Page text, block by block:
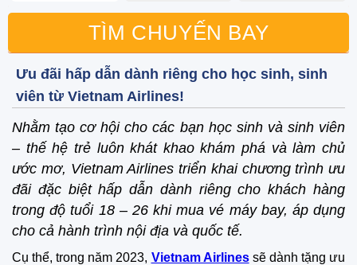
TÌM CHUYẾN BAY
Ưu đãi hấp dẫn dành riêng cho học sinh, sinh
viên từ Vietnam Airlines!
Nhằm tạo cơ hội cho các bạn học sinh và sinh viên
– thế hệ trẻ luôn khát khao khám phá và làm chủ
ước mơ, Vietnam Airlines triển khai chương trình ưu
đãi đặc biệt hấp dẫn dành riêng cho khách hàng
trong độ tuổi 18 – 26 khi mua vé máy bay, áp dụng
cho cả hành trình nội địa và quốc tế.
Cụ thể, trong năm 2023, Vietnam Airlinessẽ dành tặng ưu